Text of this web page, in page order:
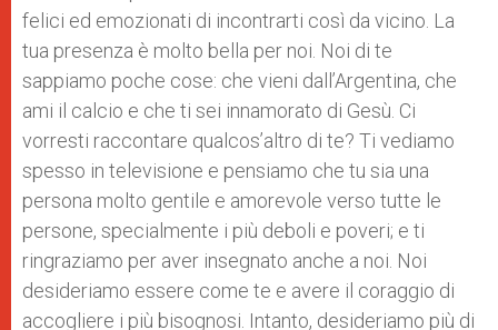
felici ed emozionati di incontrarti così da vicino. La
tua presenza è molto bella per noi. Noi di te
sappiamo poche cose: che vieni dall’Argentina, che
ami il calcio e che ti sei innamorato di Gesù. Ci
vorresti raccontare qualcos’altro di te? Ti vediamo
spesso in televisione e pensiamo che tu sia una
persona molto gentile e amorevole verso tutte le
persone, specialmente i più deboli e poveri; e ti
ringraziamo per aver insegnato anche a noi. Noi
desideriamo essere come te e avere il coraggio di
accogliere i più bisognosi. Intanto, desideriamo più di